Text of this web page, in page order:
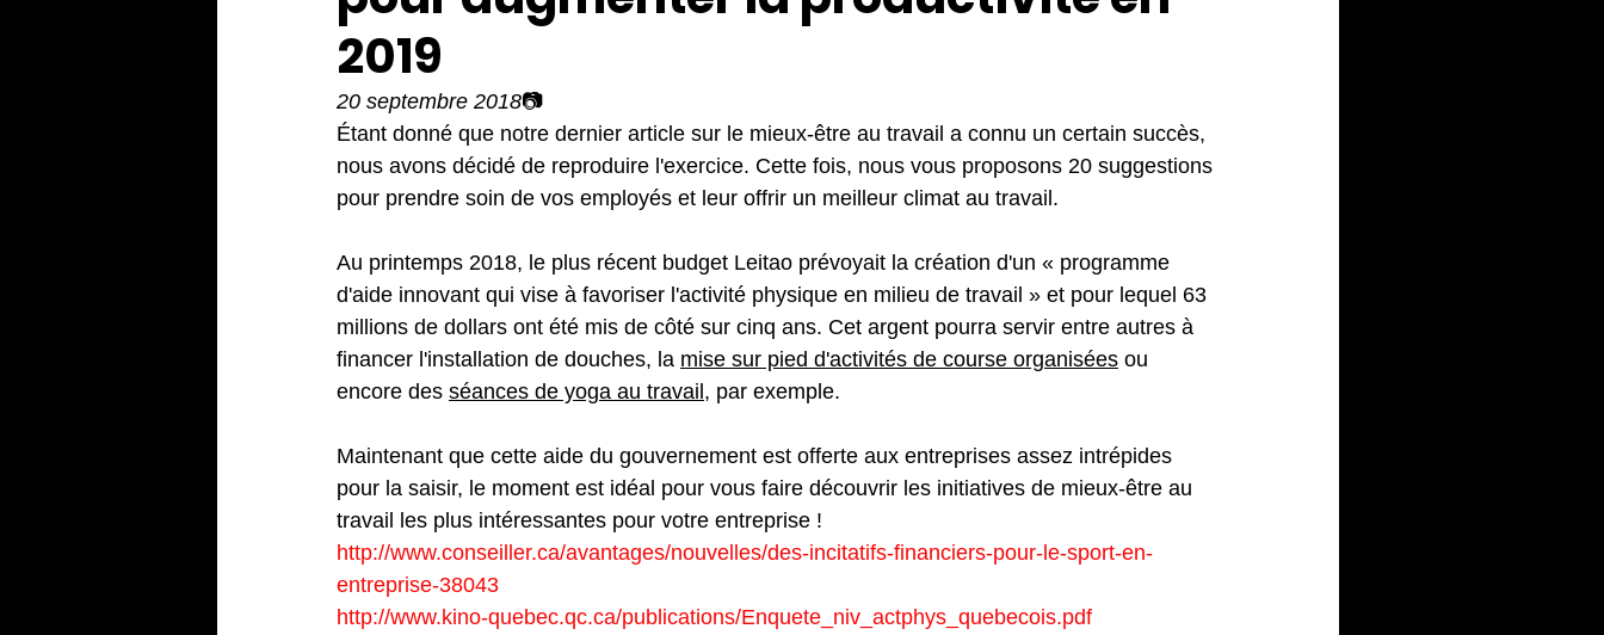
2019
20 septembre 2018📷
Étant donné que notre dernier article sur le mieux-être au travail a connu un certain succès,
nous avons décidé de reproduire l'exercice. Cette fois, nous vous proposons 20 suggestions
pour prendre soin de vos employés et leur offrir un meilleur climat au travail.
Au printemps 2018, le plus récent budget Leitao prévoyait la création d'un « programme
d'aide innovant qui vise à favoriser l'activité physique en milieu de travail » et pour lequel 63
millions de dollars ont été mis de côté sur cinq ans. Cet argent pourra servir entre autres à
financer l'installation de douches, la mise sur pied d'activités de course organisées ou
encore des séances de yoga au travail, par exemple.
Maintenant que cette aide du gouvernement est offerte aux entreprises assez intrépides
pour la saisir, le moment est idéal pour vous faire découvrir les initiatives de mieux-être au
travail les plus intéressantes pour votre entreprise !
http://www.conseiller.ca/avantages/nouvelles/des-incitatifs-financiers-pour-le-sport-en-
entreprise-38043
http://www.kino-quebec.qc.ca/publications/Enquete_niv_actphys_quebecois.pdf